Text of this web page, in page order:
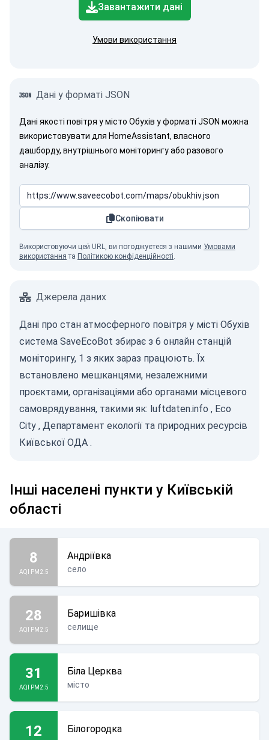
Завантажити дані
Умови використання
Дані у форматі JSON
Дані якості повітря у місто Обухів у форматі JSON можна
використовувати для HomeAssistant, власного
дашборду, внутрішнього моніторингу або разового
аналізу.
Скопіювати
Використовуючи цей URL, ви погоджуєтеся з нашими Умовами
використання та Політикою конфіденційності.
Джерела даних
Дані про стан атмосферного повітря у місті Обухів
система SaveEcoBot збирає з 6 онлайн станцій
моніторингу, 1 з яких зараз працюють. Їх
встановлено мешканцями, незалежними
проєктами, організаціями або органами місцевого
самоврядування, такими як: luftdaten.info , Eco
City , Департамент екології та природних ресурсів
Київської ОДА .
Інші населені пункти у Київській
області
8
AQI PM2.5
Андріївка
село
28
AQI PM2.5
Баришівка
селище
31
AQI PM2.5
Біла Церква
місто
12 Білогородка